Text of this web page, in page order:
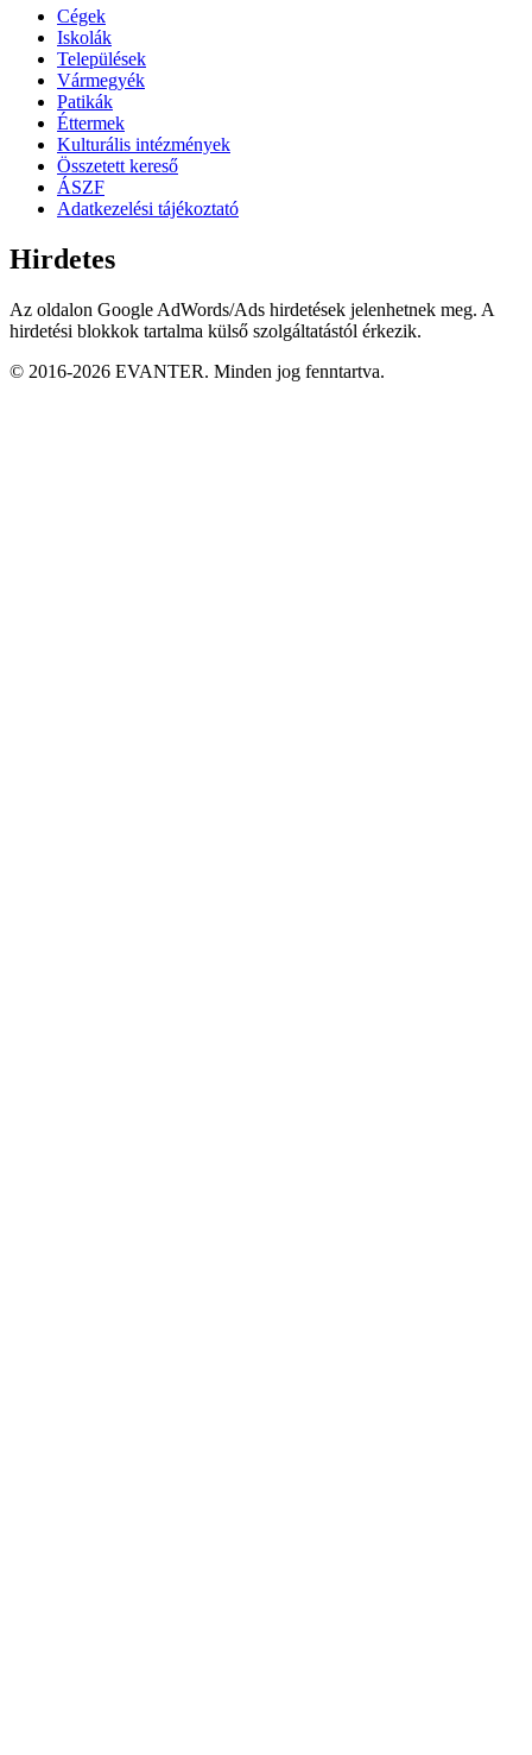
Cégek
Iskolák
Települések
Vármegyék
Patikák
Éttermek
Kulturális intézmények
Összetett kereső
ÁSZF
Adatkezelési tájékoztató
Hirdetes
Az oldalon Google AdWords/Ads hirdetések jelenhetnek meg. A
hirdetési blokkok tartalma külső szolgáltatástól érkezik.
© 2016-2026 EVANTER. Minden jog fenntartva.